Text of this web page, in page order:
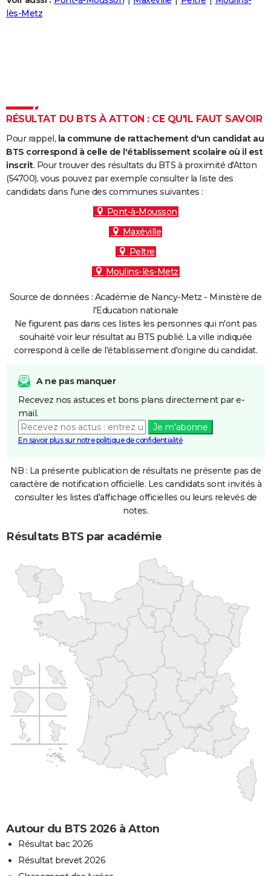
Destinations
City break
Voyage nature
Voyage de noces
Forum
Climat
+
PHOTO
Carte de Noël
Carte Bonne année
Carte Saint-Valentin
Carte Pâques
Carte d'anniversaire
DICTIONNAIRE
Dictionnaire
Biographies
Citations
Expressions
Proverbes
PROGRAMME TV
COPAINS D'AVANT
S'inscrire
Se connecter
Lycées
Collèges
Primaires
Universités
Entreprises
Service militaire
Avis de recherche
AVIS DE DÉCÈS
lès-Metz
RÉSULTAT DU BTS À ATTON : CE QU'IL FAUT SAVOIR
Pour rappel, la commune de rattachement d'un candidat au
BTS correspond à celle de l'établissement scolaire où il est
inscrit. Pour trouver des résultats du BTS à proximité d'Atton
(54700), vous pouvez par exemple consulter la liste des
candidats dans l'une des communes suivantes :
Pont-à-Mousson
Maxéville
Peltre
Moulins-lès-Metz
Source de données : Académie de Nancy-Metz - Ministère de
l'Education nationale
Ne figurent pas dans ces listes les personnes qui n'ont pas
souhaité voir leur résultat au BTS publié. La ville indiquée
correspond à celle de l'établissement d'origine du candidat.
A ne pas manquer
Recevez nos astuces et bons plans directement par e-
mail.
Je m'abonne
En savoir plus sur notre politique de confidentialité
NB : La présente publication de résultats ne présente pas de
caractère de notification officielle. Les candidats sont invités à
consulter les listes d'affichage officielles ou leurs relevés de
notes.
Résultats BTS par académie
Autour du BTS 2026 à Atton
Résultat bac 2026
Résultat brevet 2026